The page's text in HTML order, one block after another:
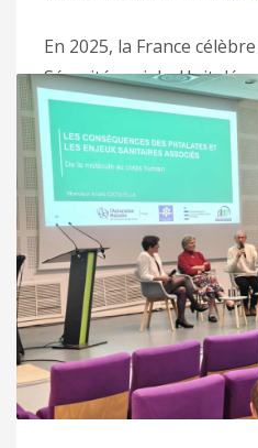
En 2025, la France
Sécurité sociale. Huit
solidaire unique, qui a
l’espérance de vie et de
universel. Mais ce
et notre cohésion, est
difficultés d’accès aux
PUBLISHED IN ACTIONS,CITOYENS